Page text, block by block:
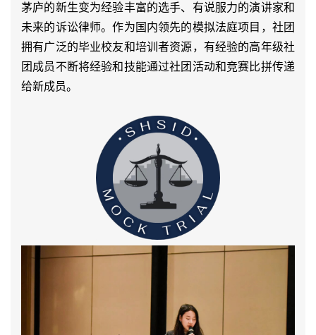
茅庐的新生变为经验丰富的选手、有说服力的演讲家和
未来的诉讼律师。作为国内领先的模拟法庭项目，社团
拥有广泛的毕业校友和培训者资源，有经验的高年级社
团成员不断将经验和技能通过社团活动和竞赛比拼传递
给新成员。